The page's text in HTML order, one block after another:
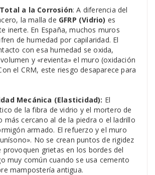
a la Corrosión: A diferencia del
la malla de GFRP (Vidrio) es
inerte. En España, muchos muros
de humedad por capilaridad. El
con esa humedad se oxida,
y «revienta» el muro (oxidación
el CRM, este riesgo desaparece para
Mecánica (Elasticidad): El
de la fibra de vidrio y el mortero de
más cercano al de la piedra o el ladrillo
armado. El refuerzo y el muro
No se crean puntos de rigidez
provoquen grietas en los bordes del
muy común cuando se usa cemento
mampostería antigua.